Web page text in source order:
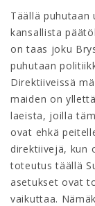
Täällä
kansallista
on taas joku
puhutaan
Direktiiveissä
maiden on
laeista, joilla
ovat ehkä
direktiivejä, kun
toteutus täällä
asetukset ovat
vaikuttaa.